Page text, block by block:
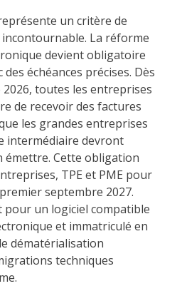
un critère de
La réforme
devient obligatoire
échéances précises. Dès
toutes les entreprises
de recevoir des factures
les grandes entreprises
intermédiaire devront
émettre. Cette obligation
TPE et PME pour
septembre 2027.
un logiciel compatible
et immatriculé en
dématérialisation
techniques